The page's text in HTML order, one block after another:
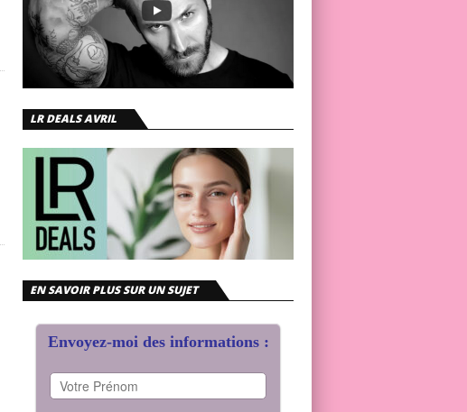
LR DEALS AVRIL
EN SAVOIR PLUS SUR UN SUJET
Envoyez-moi des informations :